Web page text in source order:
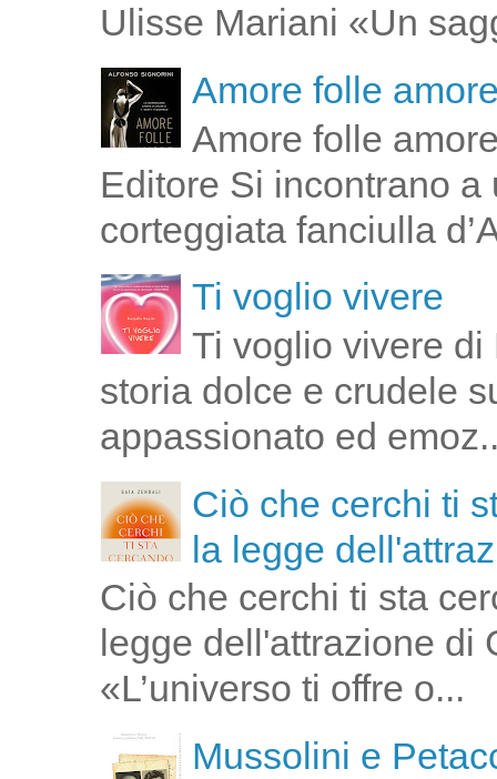
Ulisse Mariani «Un
Amore folle
Amore folle
Editore Si incontrano
corteggiata fanciulla
Ti voglio vivere
Ti voglio vivere
storia dolce e crudele
appassionato ed
Ciò che cerchi ti
la legge
Ciò che cerchi ti sta
legge dell'attrazione
«L’universo ti offre o...
Mussolini e